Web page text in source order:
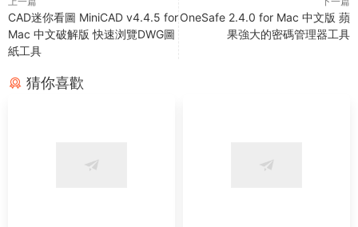
CAD迷你看圖 MiniCAD v4.4.5 for
Mac 中文破解版 快速浏覽DWG圖
紙工具
OneSafe 2.4.0 for Mac 中文版 蘋
果強大的密碼管理器工具
猜你喜歡